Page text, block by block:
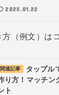
2025.01.22
方（例文）は
関連記事
タップル
り方！マッチン
ト